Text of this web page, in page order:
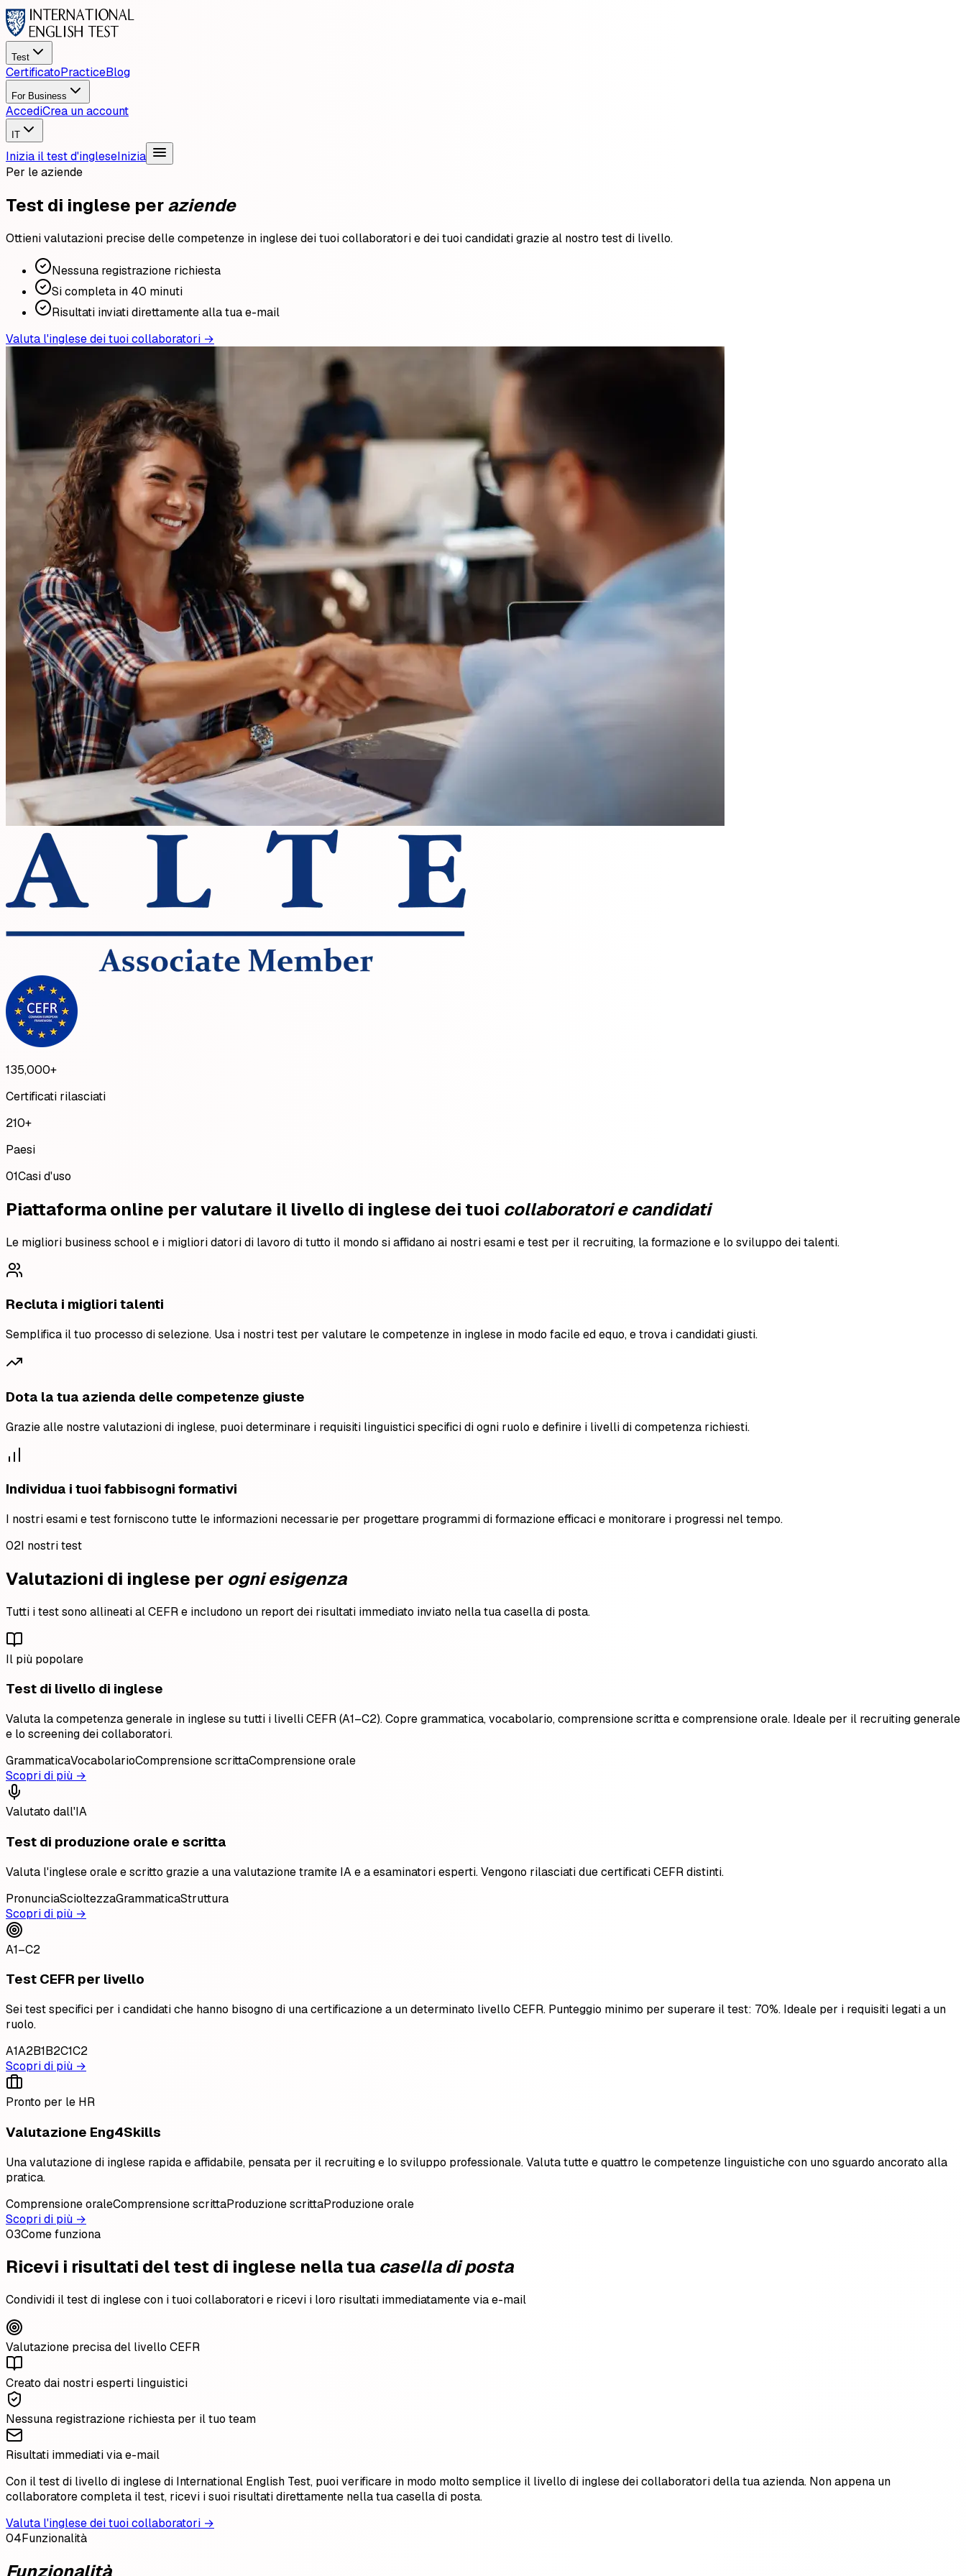
Test
CertificatoPracticeBlog
For Business
AccediCrea un account
IT
Inizia il test d'ingleseInizia
Per le aziende
Test di inglese peraziende
Ottieni valutazioni precise delle competenze in inglese dei tuoi collaboratori e dei tuoi candidati grazie al nostro test di livello.
Nessuna registrazione richiesta
Si completa in 40 minuti
Risultati inviati direttamente alla tua e-mail
Valuta l'inglese dei tuoi collaboratori →
135,000+
Certificati rilasciati
210+
Paesi
01Casi d'uso
Piattaforma online per valutare il livello di inglese dei tuoi collaboratori e candidati
Le migliori business school e i migliori datori di lavoro di tutto il mondo si affidano ai nostri esami e test per il recruiting, la formazione e lo sviluppo dei talenti.
Recluta i migliori talenti
Semplifica il tuo processo di selezione. Usa i nostri test per valutare le competenze in inglese in modo facile ed equo, e trova i candidati giusti.
Dota la tua azienda delle competenze giuste
Grazie alle nostre valutazioni di inglese, puoi determinare i requisiti linguistici specifici di ogni ruolo e definire i livelli di competenza richiesti.
Individua i tuoi fabbisogni formativi
I nostri esami e test forniscono tutte le informazioni necessarie per progettare programmi di formazione efficaci e monitorare i progressi nel tempo.
02I nostri test
Valutazioni di inglese per ogni esigenza
Tutti i test sono allineati al CEFR e includono un report dei risultati immediato inviato nella tua casella di posta.
Il più popolare
Test di livello di inglese
Valuta la competenza generale in inglese su tutti i livelli CEFR (A1–C2). Copre grammatica, vocabolario, comprensione scritta e comprensione orale. Ideale per il recruiting generale
e lo screening dei collaboratori.
GrammaticaVocabolarioComprensione scrittaComprensione orale
Scopri di più →
Valutato dall'IA
Test di produzione orale e scritta
Valuta l'inglese orale e scritto grazie a una valutazione tramite IA e a esaminatori esperti. Vengono rilasciati due certificati CEFR distinti.
PronunciaScioltezzaGrammaticaStruttura
Scopri di più →
A1–C2
Test CEFR per livello
Sei test specifici per i candidati che hanno bisogno di una certificazione a un determinato livello CEFR. Punteggio minimo per superare il test: 70%. Ideale per i requisiti legati a un
ruolo.
A1A2B1B2C1C2
Scopri di più →
Pronto per le HR
Valutazione Eng4Skills
Una valutazione di inglese rapida e affidabile, pensata per il recruiting e lo sviluppo professionale. Valuta tutte e quattro le competenze linguistiche con uno sguardo ancorato alla
pratica.
Comprensione oraleComprensione scrittaProduzione scrittaProduzione orale
Scopri di più →
03Come funziona
Ricevi i risultati del test di inglese nella tua casella di posta
Condividi il test di inglese con i tuoi collaboratori e ricevi i loro risultati immediatamente via e-mail
Valutazione precisa del livello CEFR
Creato dai nostri esperti linguistici
Nessuna registrazione richiesta per il tuo team
Risultati immediati via e-mail
Con il test di livello di inglese di International English Test, puoi verificare in modo molto semplice il livello di inglese dei collaboratori della tua azienda. Non appena un
collaboratore completa il test, ricevi i suoi risultati direttamente nella tua casella di posta.
Valuta l'inglese dei tuoi collaboratori →
04Funzionalità
Funzionalità